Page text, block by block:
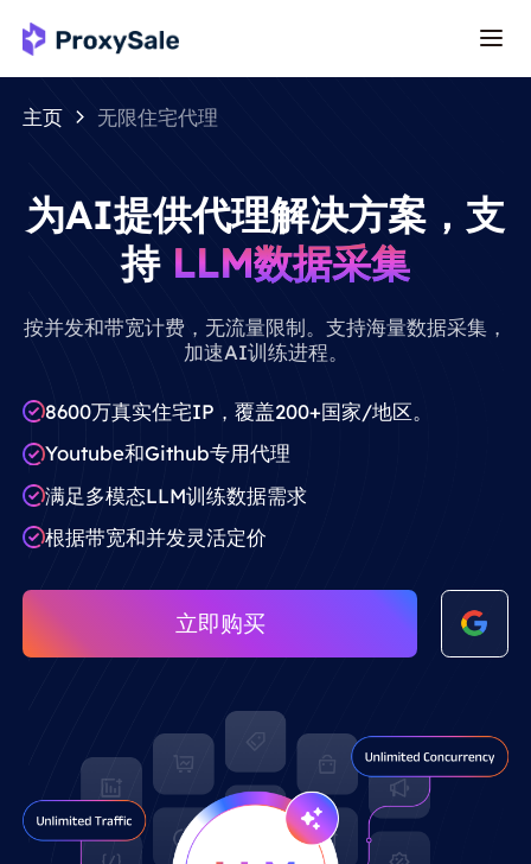
主页 无限住宅代理
为AI提供代理解决方案，支
持 LLM数据采集
按并发和带宽计费，无流量限制。支持海量数据采集，
加速AI训练进程。
8600万真实住宅IP，覆盖200+国家/地区。
Youtube和Github专用代理
满足多模态LLM训练数据需求
根据带宽和并发灵活定价
立即购买